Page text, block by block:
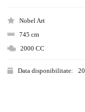
Nobel Art
745 cm
2000 CC
Data disponibilitate: